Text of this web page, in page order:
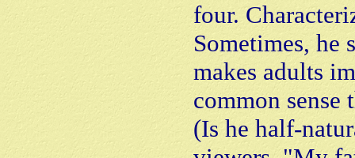
four.
Sometimes, he
makes adults
common sense
(Is he half-